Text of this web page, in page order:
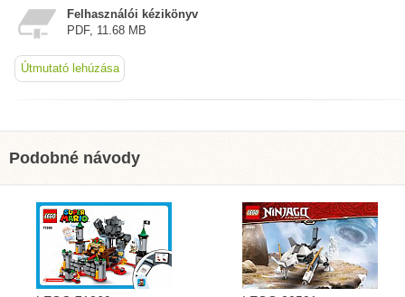
Felhasználói kézikönyv
PDF, 11.68 MB
Útmutató lehúzása
Podobné návody